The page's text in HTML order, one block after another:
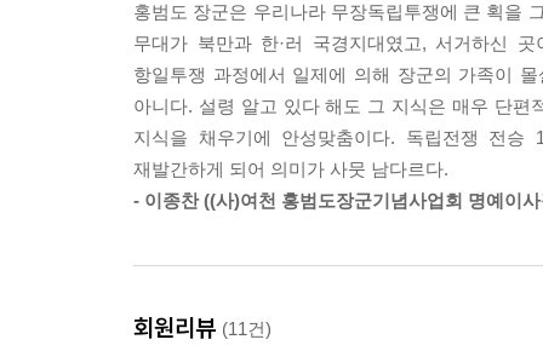
조선인 노인의 옷차림을 한 산포수다운 비범한 장
간도와 극동 러시아의 춥고 험준한 산악지대를
국내진입작전으로 일제를 공포에 몰아넣는다.
도모했지만 더욱 극심한 고난이 잇따른다. 고려
이주를 당해 쓸쓸한 말년을 보내야 했던 홍 장군의
가지 이유가 있다. 우선 독립운동 연구가 지역적
홍범도 장군은 우리나라 무장독립투쟁에 큰 획을
무대가 북만과 한·러 국경지대였고, 서거하신
항일투쟁 과정에서 일제에 의해 장군의 가족이
아니다. 설령 알고 있다 해도 그 지식은 매우 단
지식을 채우기에 안성맞춤이다. 독립전쟁 전승
재발간하게 되어 의미가 사뭇 남다르다.
- 이종찬 ((사)여천 홍범도장군기념사업회 명예이
회원리뷰 (11건)